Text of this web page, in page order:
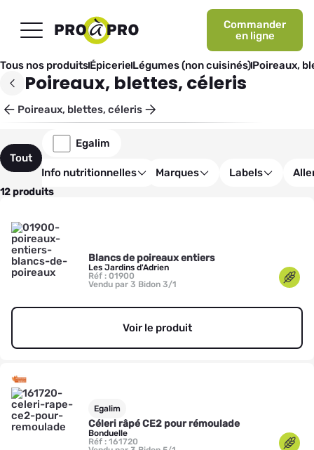
Commander
en ligne
Tous nos produitsÉpicerie Légumes (non cuisinés)Poireaux,
Poireaux, blettes, céleris
Poireaux, blettes, céleris
Tout
Egalim
Info nutritionnelles Marques Labels
12 produits
Blancs de poireaux entiers
Les Jardins d'Adrien
Réf : 01900
Vendu par 3 Bidon 3/1
Voir le produit
Egalim
Céleri râpé CE2 pour rémoulade
Bonduelle
Réf : 161720